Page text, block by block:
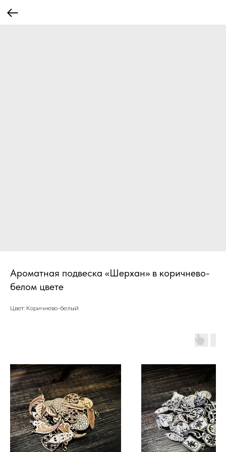
Ароматная подвеска «Шерхан» в коричнево-
белом цвете
Цвет: Коричнево-белый